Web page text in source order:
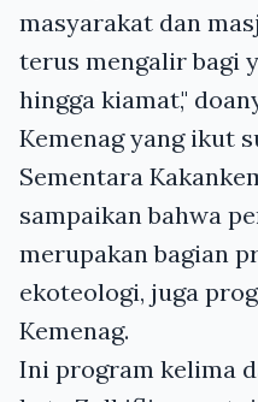
masyarakat dan
terus mengalir bagi
hingga kiamat,"
Kemenag yang ikut
Sementara
sampaikan bahwa
merupakan bagian
ekoteologi, juga
Kemenag.
Ini program kelima